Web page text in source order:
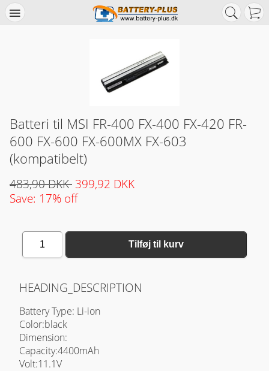
Batteri til MSI FR-400 FX-400 FX-420 FR-
600 FX-600 FX-600MX FX-603
(kompatibelt)
483,90 DKK 399,92 DKK
Save: 17% off
1 Tilføj til kurv
HEADING_DESCRIPTION
Battery Type: Li-ion
Color:black
Dimension:
Capacity:4400mAh
Volt:11.1V